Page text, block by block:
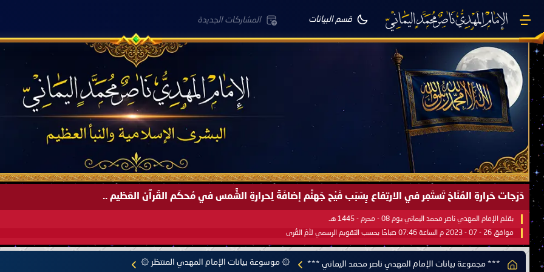
قسم البيانات المشاركات الجديدة
صَيْفُ سَقَرَ يَبدأُ في اجتياحِ شِتاءِ القُطبِ الشَّمالي كَما وعَدناكُم بالحقِّ لعَامِكم هذا (1445 هـ) ..
بقلم الإمام المهدي ناصر محمد اليماني يوم 18 - جمادى الآخرة - 1445 هـ
موافق 31 - 12 - 2023 م الساعة 07:44 صباحًا بحسب التقويم الرسمي لأمّ القُرى
*** مجموعة بيانات الإمام المهدي ناصر محمد اليماني *** ۞ موسوعة بيانات الإمام المهدي المنتظر ۞